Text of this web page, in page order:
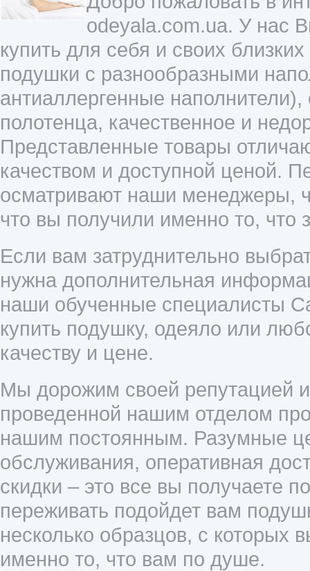
odeyala.com.ua. У нас
купить для себя и своих
подушки с разнообразными
антиаллергенные
полотенца, качественное и
Представленные товары
качеством и доступной ценой.
осматривают наши менеджеры,
что вы получили именно то, что
Если вам затруднительно
нужна дополнительная
наши обученные специалисты
купить подушку, одеяло или
качеству и цене.
Мы дорожим своей репутацией
проведенной нашим отделом
нашим постоянным. Разумные
обслуживания, оперативная
скидки – это все вы получаете
переживать подойдет вам
несколько образцов, с которых
именно то, что вам по душе.